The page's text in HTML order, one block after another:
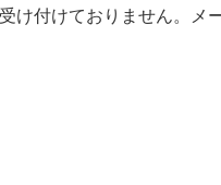
け付けておりません。メ